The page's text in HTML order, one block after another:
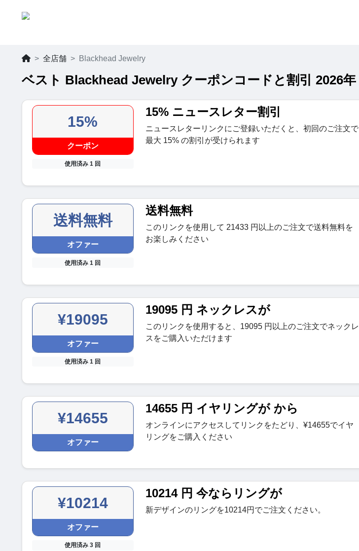
全店舗 Blackhead Jewelry
ベスト Blackhead Jewelry クーポンコードと割引 2026年
15%
クーポン
使用済み 1 回
15% ニュースレター割引
ニュースレターリンクにご登録いただくと、初回のご注文で
最大 15% の割引が受けられます
送料無料
オファー
使用済み 1 回
送料無料
このリンクを使用して 21433 円以上のご注文で送料無料を
お楽しみください
¥19095
オファー
使用済み 1 回
19095 円 ネックレスが
このリンクを使用すると、19095 円以上のご注文でネックレ
スをご購入いただけます
¥14655
オファー
14655 円 イヤリングが から
オンラインにアクセスしてリンクをたどり、¥14655でイヤ
リングをご購入ください
¥10214
オファー
使用済み 3 回
10214 円 今ならリングが
新デザインのリングを10214円でご注文ください。